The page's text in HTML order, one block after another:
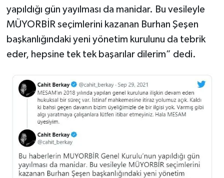
yapıldığı gün yayılması da manidar. Bu vesileyle
MÜYORBİR seçimlerini kazanan Burhan Şeşen
başkanlığındaki yeni yönetim kurulunu da tebrik
eder, hepsine tek tek başarılar dilerim” dedi.